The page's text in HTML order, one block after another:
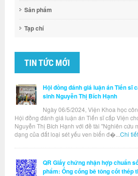
Sản phẩm
Tạp chí
TIN TỨC MỚI
Hội đồng đánh giá luận án Tiến sĩ
sinh Nguyễn Thị Bích Hạnh
Ngày 06/5/2024, Viện Khoa học
Hội đồng đánh giá luận án Tiến sĩ cấp Viện
Nguyễn Thị Bích Hạnh với đề tài "Nghiên cứu
dạng của đất loại sét yếu ven biển đ�... Chi tiết
QR Giấy chứng nhận hợp chuẩn
phẩm: Ống cống bê tông cốt thép